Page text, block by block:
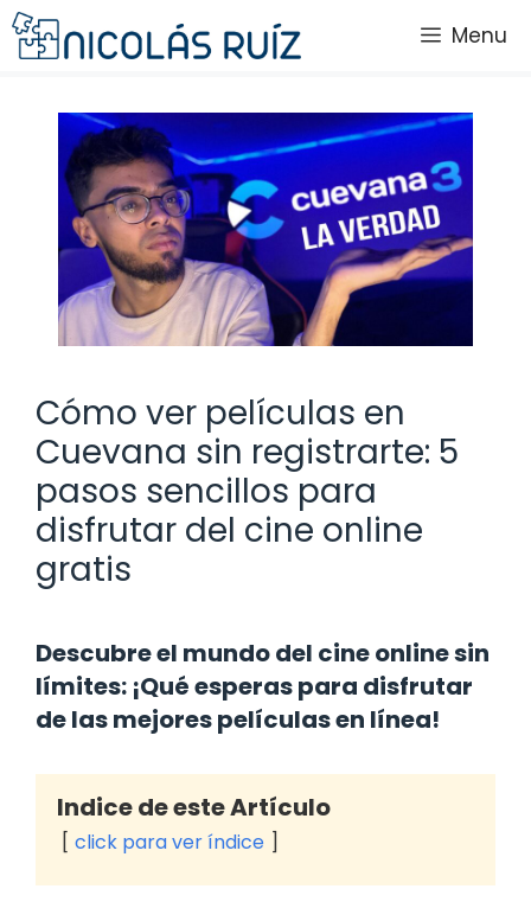
Saltar
al
Menu
Cómo ver películas en
Cuevana sin registrarte: 5
pasos sencillos para
disfrutar del cine online
gratis
Descubre el mundo del cine online sin
límites: ¡Qué esperas para disfrutar
de las mejores películas en línea!
Indice de este Artículo
click para ver índice